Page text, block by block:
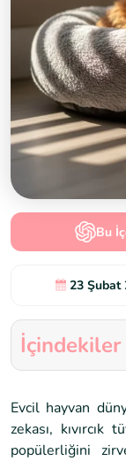
Bu
23 Şubat
İçindekiler
Evcil hayvan
zekası,
popülerliğini